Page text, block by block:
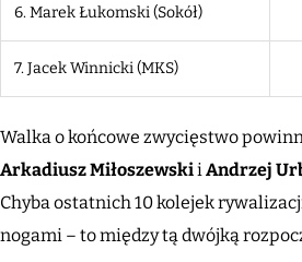
6. Marek Łukomski (Sokół)
7. Jacek Winnicki(MKS)
Walka o końcowe zwycięstwo
ArkadiuszMiłoszewskiiAndrzej
Chyba ostatnich 10 kolejek
nogami – to między tą dwójką